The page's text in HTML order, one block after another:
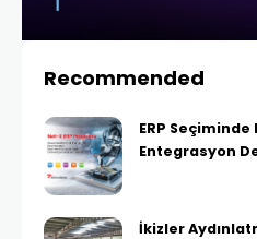
Recommended
ERP
Entegrasyon
İkizler